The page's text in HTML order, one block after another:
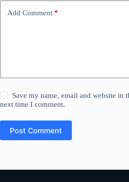
Add Comment *
Save my name, email and website in
next time I comment.
Post Comment